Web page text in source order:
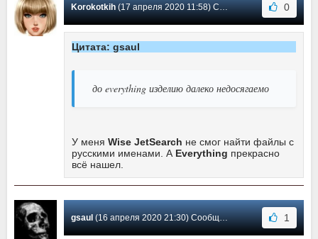
Korokotkih(17 апреля 2020 11:58) Сообщение #101 0
Цитата: gsaul
до everything изделию далеко недосягаемо
У меня Wise JetSearch не смог найти файлы с
русскими именами. А Everything прекрасно
всё нашел.
gsaul (16 апреля 2020 21:30) Сообщение #100 1